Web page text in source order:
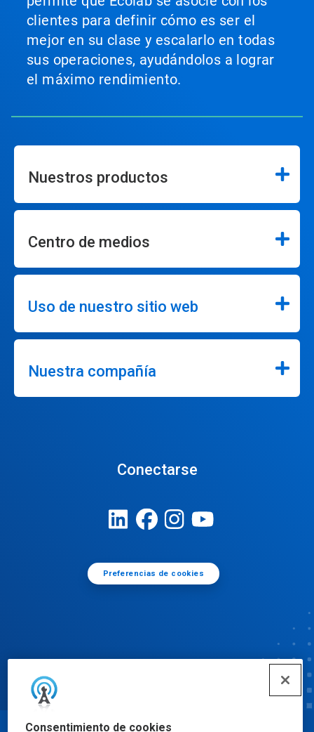
Consentimiento de cookies
clientes para definir cómo es ser el
mejor en su clase y escalarlo en todas
sus operaciones, ayudándolos a lograr
el máximo rendimiento.
Nuestros productos
Centro de medios
Uso de nuestro sitio web
Nuestra compañía
Conectarse
Preferencias de cookies